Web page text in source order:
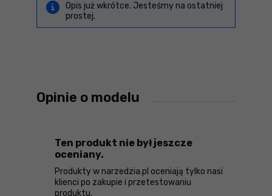
Opis już wkrótce. Jesteśmy na ostatniej
prostej.
Opinie o modelu
Ten produkt nie był jeszcze
oceniany.
Produkty w narzedzia.pl oceniają tylko nasi
klienci po zakupie i przetestowaniu
produktu.